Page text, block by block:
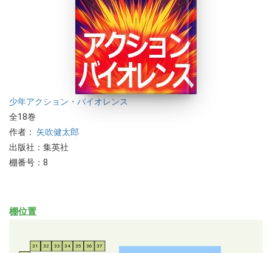
少年アクション・バイオレンス
全18巻
作者： 矢吹健太郎
出版社：集英社
棚番号：8
棚位置
31 32 33 34 35 36 37